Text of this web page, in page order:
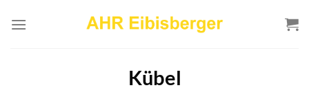
Inhalt
Kübel